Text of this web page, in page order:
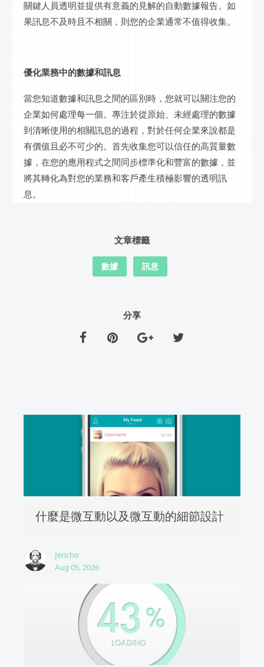
關鍵人員透明並提供有意義的見解的自動數據報告。如
果訊息不及時且不相關，則您的企業通常不值得收集。
優化業務中的數據和訊息
當您知道數據和訊息之間的區別時，您就可以關注您的
企業如何處理每一個。專注於從原始、未經處理的數據
到清晰使用的相關訊息的過程，對於任何企業來說都是
有價值且必不可少的。首先收集您可以信任的高質量數
據，在您的應用程式之間同步標準化和豐富的數據，並
將其轉化為對您的業務和客戶產生積極影響的透明訊
息。
文章標籤
數據 訊息
分享
什麼是微互動以及微互動的細節設計
Jericho
Aug 05, 2026